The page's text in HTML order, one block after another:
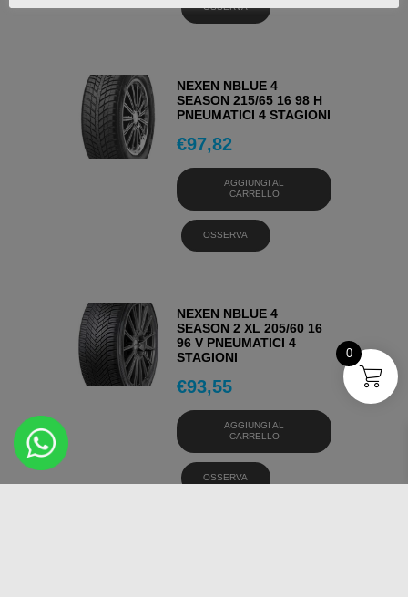
OSSERVA
NEXEN NBLUE 4
SEASON 215/65 16 98 H
PNEUMATICI 4 STAGIONI
€97,82
AGGIUNGI AL
CARRELLO
OSSERVA
NEXEN NBLUE 4
SEASON 2 XL 205/60 16
96 V PNEUMATICI 4
STAGIONI
€93,55
AGGIUNGI AL
CARRELLO
OSSERVA
0